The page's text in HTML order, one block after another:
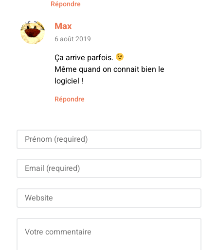
Répondre
Max
6 août 2019
Ça arrive parfois.
Même quand on connait bien le
logiciel !
Répondre